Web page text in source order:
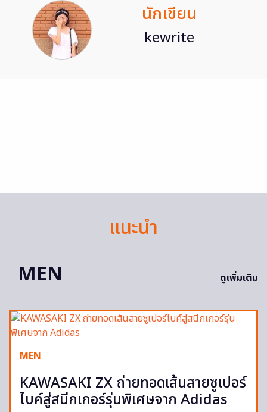
นักเขียน
kewrite
แนะนำ
MEN
ดูเพิ่มเติม
MEN
KAWASAKI ZX ถ่ายทอดเส้นสายซูเปอร์
ไบค์สู่สนีกเกอร์รุ่นพิเศษจาก Adidas